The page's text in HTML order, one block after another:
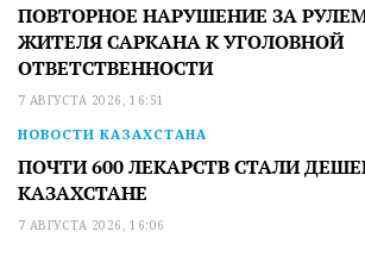
ПОВТОРНОЕ НАРУШЕНИЕ ЗА
ЖИТЕЛЯ САРКАНА К УГОЛОВНОЙ
ОТВЕТСТВЕННОСТИ
7 АВГУСТА 2026, 16:51
НОВОСТИ КАЗАХСТАНА
ПОЧТИ 600 ЛЕКАРСТВ СТАЛИ
КАЗАХСТАНЕ
7 АВГУСТА 2026, 16:06